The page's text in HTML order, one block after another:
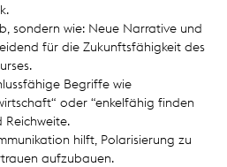
sondern wie: Neue Narrative und
für die Zukunftsfähigkeit des
Begriffe wie
oder “enkelfähig finden
Reichweite.
hilft, Polarisierung zu
aufzubauen.